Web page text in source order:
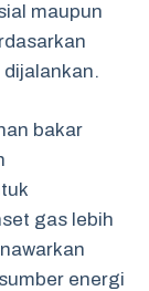
maupun
bakar
gas lebih
energi